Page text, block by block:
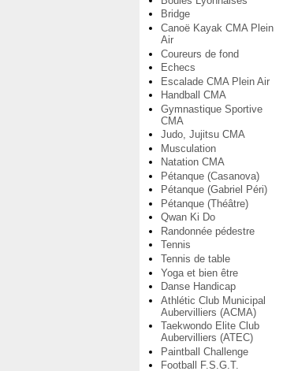
Bridge
Canoë Kayak CMA Plein
Air
Coureurs de fond
Echecs
Escalade CMA Plein Air
Handball CMA
Gymnastique Sportive
CMA
Judo, Jujitsu CMA
Musculation
Natation CMA
Pétanque (Casanova)
Pétanque (Gabriel Péri)
Pétanque (Théâtre)
Qwan Ki Do
Randonnée pédestre
Tennis
Tennis de table
Yoga et bien être
Danse Handicap
Athlétic Club Municipal
Aubervilliers (ACMA)
Taekwondo Elite Club
Aubervilliers (ATEC)
Paintball Challenge
Football F.S.G.T.